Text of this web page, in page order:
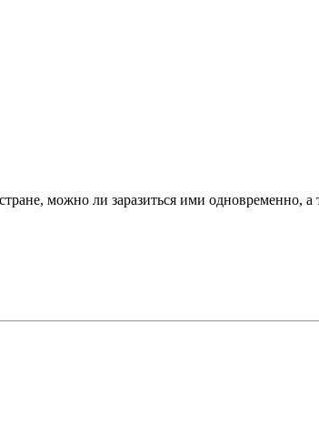
можно ли заразиться ими одновременно,